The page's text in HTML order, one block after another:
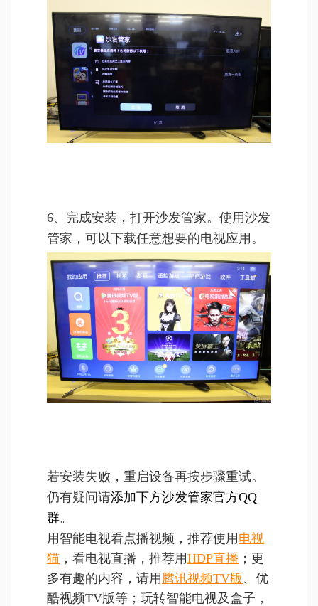
6、完成安装，打开沙发管家。使用沙发
管家，可以下载任意想要的电视应用。
若安装失败，重启设备再按步骤重试。
仍有疑问请添加下方沙发管家官方QQ
群。
用智能电视看点播视频，推荐使用 电视
猫 ，看电视直播，推荐用HDP直播 ；更
多有趣的内容，请用 腾讯视频TV版 、优
酷视频TV版等；玩转智能电视及盒子，